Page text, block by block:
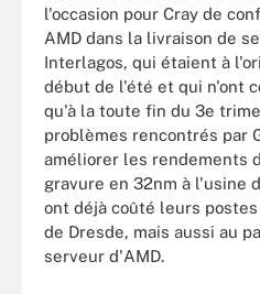
l'occasion pour Cray de
AMD dans la livraison de
Interlagos, qui étaient à
début de l'été et qui n'ont
qu'à la toute fin du 3e
problèmes rencontrés par
améliorer les rendements
gravure en 32nm à l'usine
ont déjà coûté leurs
de Dresde, mais aussi au
serveur d'AMD.